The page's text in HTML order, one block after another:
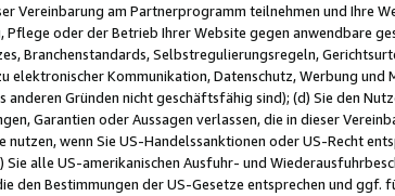
Vereinbarung am Partnerprogramm teilnehmen und Ihre
oder der Betrieb Ihrer Website gegen anwendbare
Branchenstandards, Selbstregulierungsregeln,
elektronischer Kommunikation, Datenschutz, Werbung
Gründen nicht geschäftsfähig sind); (d) Sie den
Garantien oder Aussagen verlassen, die in dieser
wenn Sie US-Handelssanktionen oder US-Recht
alle US-amerikanischen Ausfuhr- und
den Bestimmungen der US-Gesetze entsprechen und ggf.